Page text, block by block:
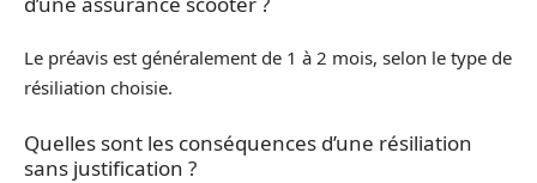
Le préavis est généralement de 1 à 2 mois, selon le type de
résiliation choisie.
Quelles sont les conséquences d’une résiliation
sans justification ?